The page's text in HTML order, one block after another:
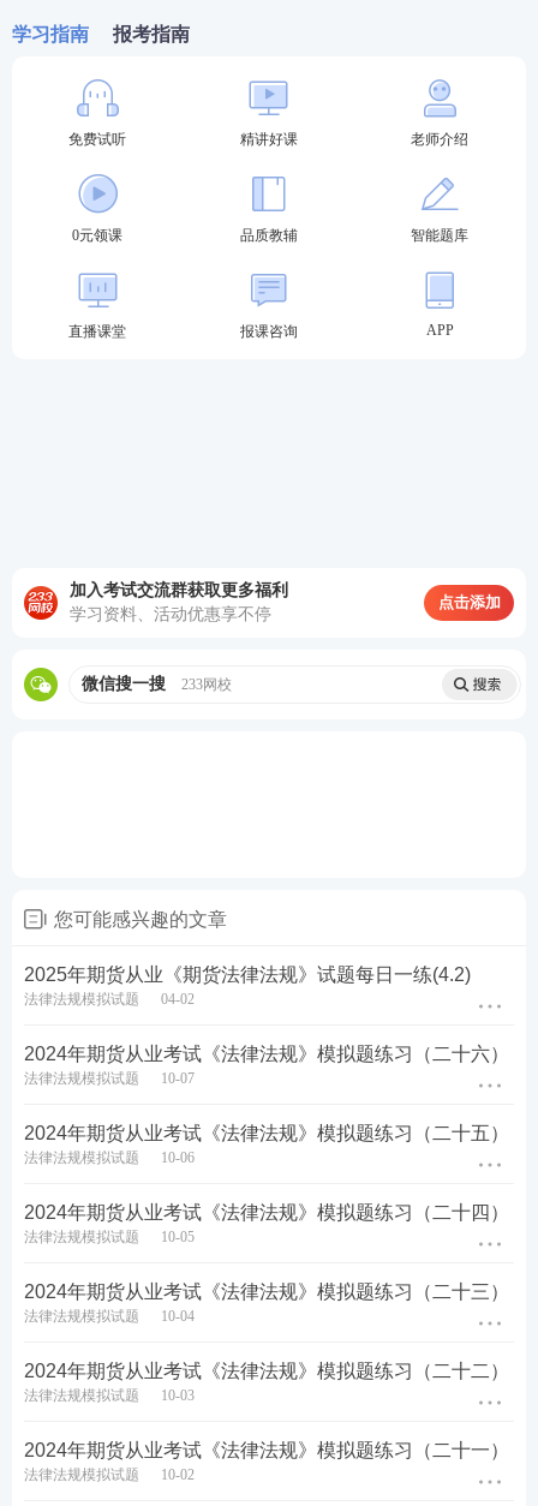
更多模拟套卷、历年
、章节练习，欢迎进入233
网校期货从业题库刷题！微信搜索【
233网校期货从
】或者【
小程序快速刷题，也可以扫描下图二维码进行刷题。
2025年期货从业考试干货笔记免费获取
真题、模拟试题、每日一练、模考大赛、答题闯关，
学习指南 报考指南
免费试听 精讲好课 老师介绍
0元领课 品质教辅 智能题库
直播课堂 报课咨询 APP
加入考试交流群获取更多福利
学习资料、活动优惠享不停
点击添加
微信搜一搜 233网校
您可能感兴趣的文章
2025年期货从业《期货法律法规》试题每日一练(4.2)
法律法规模拟试题 04-02
2024年期货从业考试《法律法规》模拟题练习（二十六）
法律法规模拟试题 10-07
2024年期货从业考试《法律法规》模拟题练习（二十五）
法律法规模拟试题 10-06
2024年期货从业考试《法律法规》模拟题练习（二十四）
法律法规模拟试题 10-05
2024年期货从业考试《法律法规》模拟题练习（二十三）
法律法规模拟试题 10-04
2024年期货从业考试《法律法规》模拟题练习（二十二）
法律法规模拟试题 10-03
2024年期货从业考试《法律法规》模拟题练习（二十一）
法律法规模拟试题 10-02